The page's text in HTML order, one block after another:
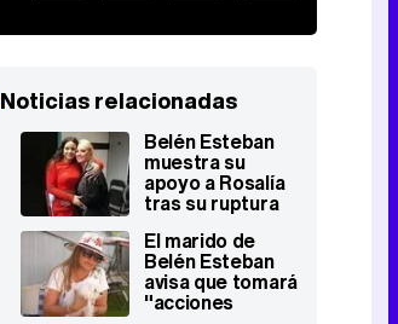
Noticias relacionadas
Belén Esteban
muestra su
apoyo a Rosalía
tras su ruptura
Alejandro: "Él se
lo pierde"
El marido de
Belén Esteban
avisa que tomará
"acciones